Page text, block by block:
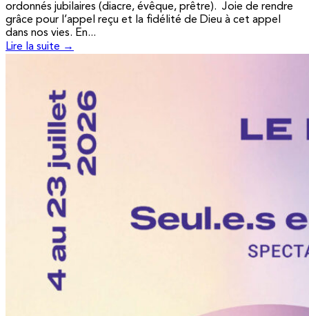
ordonnés jubilaires (diacre, évêque, prêtre). Joie de rendre
grâce pour l’appel reçu et la fidélité de Dieu à cet appel
dans nos vies. En...
Lire la suite →